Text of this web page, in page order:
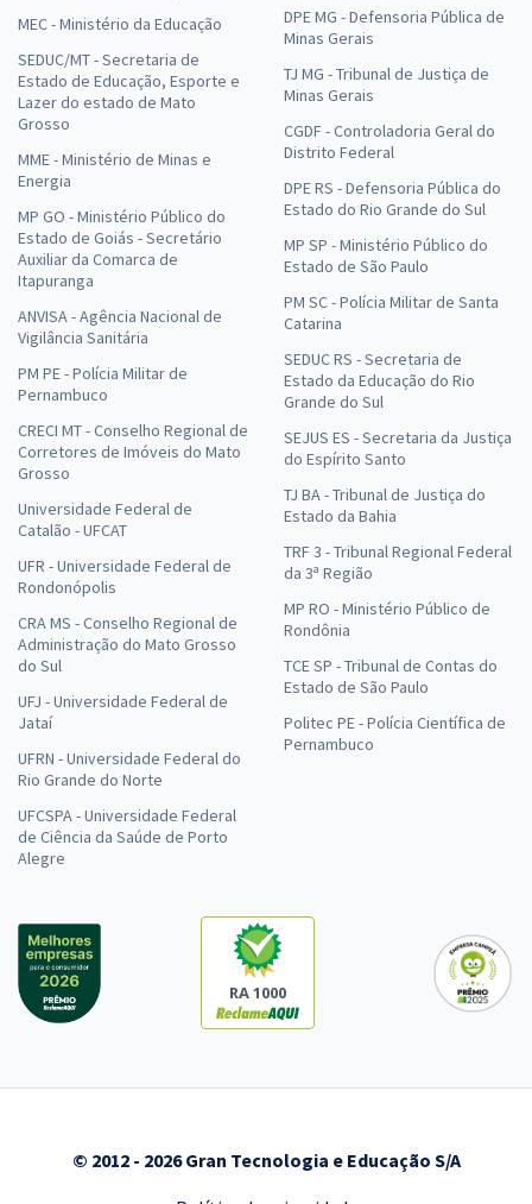
MEC - Ministério da Educação
SEDUC/MT - Secretaria de
Estado de Educação, Esporte e
Lazer do estado de Mato
Grosso
MME - Ministério de Minas e
Energia
MP GO - Ministério Público do
Estado de Goiás - Secretário
Auxiliar da Comarca de
Itapuranga
ANVISA - Agência Nacional de
Vigilância Sanitária
PM PE - Polícia Militar de
Pernambuco
CRECI MT - Conselho Regional de
Corretores de Imóveis do Mato
Grosso
Universidade Federal de
Catalão - UFCAT
UFR - Universidade Federal de
Rondonópolis
CRA MS - Conselho Regional de
Administração do Mato Grosso
do Sul
UFJ - Universidade Federal de
Jataí
UFRN - Universidade Federal do
Rio Grande do Norte
UFCSPA - Universidade Federal
de Ciência da Saúde de Porto
Alegre
DPE MG - Defensoria Pública de
Minas Gerais
TJ MG - Tribunal de Justiça de
Minas Gerais
CGDF - Controladoria Geral do
Distrito Federal
DPE RS - Defensoria Pública do
Estado do Rio Grande do Sul
MP SP - Ministério Público do
Estado de São Paulo
PM SC - Polícia Militar de Santa
Catarina
SEDUC RS - Secretaria de
Estado da Educação do Rio
Grande do Sul
SEJUS ES - Secretaria da Justiça
do Espírito Santo
TJ BA - Tribunal de Justiça do
Estado da Bahia
TRF 3 - Tribunal Regional Federal
da 3ª Região
MP RO - Ministério Público de
Rondônia
TCE SP - Tribunal de Contas do
Estado de São Paulo
Politec PE - Polícia Científica de
Pernambuco
RA 1000
© 2012 - 2026 Gran Tecnologia e Educação S/A